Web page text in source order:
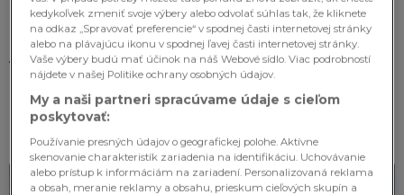
určite nenechá chladnými!
Alica Schmidt
kedykoľvek zmeniť svoje výbery alebo odvolať súhlas tak, že kliknete
na odkaz „Spravovať preferencie“ v spodnej časti internetovej stránky
alebo na plávajúcu ikonu v spodnej ľavej časti internetovej stránky.
Vaše výbery budú mať účinok na náš Webové sídlo. Viac podrobností
nájdete v našej Politike ochrany osobných údajov.
My a naši partneri spracúvame údaje s cieľom
poskytovať:
Používanie presných údajov o geografickej polohe. Aktívne
skenovanie charakteristík zariadenia na identifikáciu. Uchovávanie
alebo prístup k informáciám na zariadení. Personalizovaná reklama
a obsah, meranie reklamy a obsahu, prieskum cieľových skupín a